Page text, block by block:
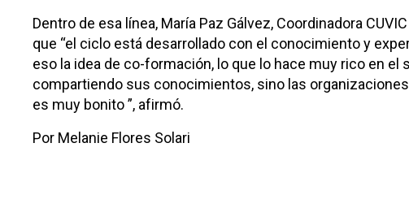
Dentro de esa línea, María Paz Gálvez, Coordinadora
que “el ciclo está desarrollado con el conocimiento y
eso la idea de co-formación, lo que lo hace muy rico en
compartiendo sus conocimientos, sino las
es muy bonito ”, afirmó.
Por Melanie Flores Solari